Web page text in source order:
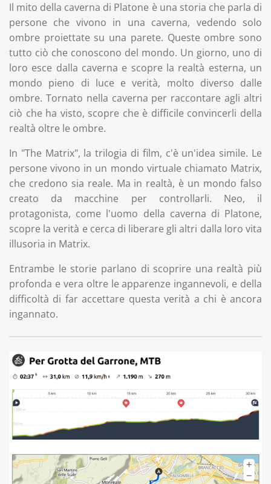
Il mito della caverna di Platone è una storia che parla di
persone che vivono in una caverna, vedendo solo
ombre proiettate su una parete. Queste ombre sono
tutto ciò che conoscono del mondo. Un giorno, uno di
loro esce dalla caverna e scopre la realtà esterna, un
mondo pieno di luce e verità, molto diverso dalle
ombre. Tornato nella caverna per raccontare agli altri
ciò che ha visto, scopre che è difficile convincerli della
realtà oltre le ombre.
In "The Matrix", la trilogia di film, c'è un'idea simile. Le
persone vivono in un mondo virtuale chiamato Matrix,
che credono sia reale. Ma in realtà, è un mondo falso
creato da macchine per controllarli. Neo, il
protagonista, come l'uomo della caverna di Platone,
scopre la verità e cerca di liberare gli altri dalla loro vita
illusoria in Matrix.
Entrambe le storie parlano di scoprire una realtà più
profonda e vera oltre le apparenze ingannevoli, e della
difficoltà di far accettare questa verità a chi è ancora
ingannato.